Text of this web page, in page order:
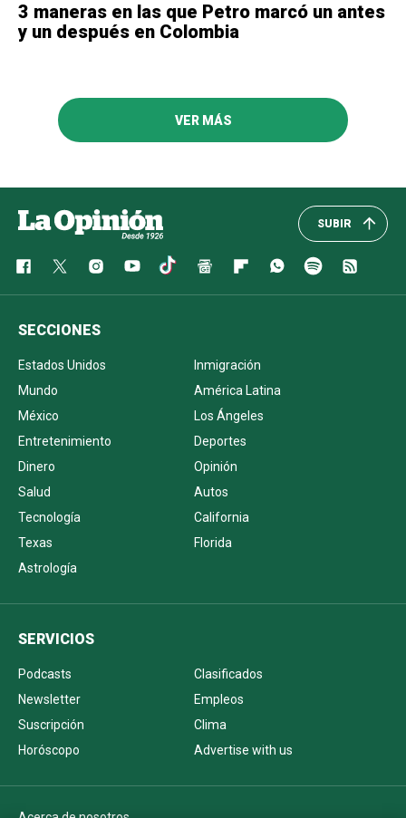
3 maneras en las que Petro marcó un antes
y un después en Colombia
VER MÁS
SUBIR
SECCIONES
Estados Unidos
Inmigración
Mundo
América Latina
México
Los Ángeles
Entretenimiento
Deportes
Dinero
Opinión
Salud
Autos
Tecnología
California
Texas
Florida
Astrología
SERVICIOS
Podcasts
Clasificados
Newsletter
Empleos
Suscripción
Clima
Horóscopo
Advertise with us